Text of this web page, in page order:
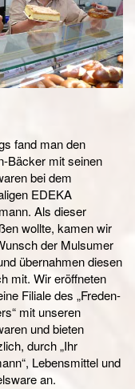
fand man den
Bäcker mit seinen
bei dem
EDEKA
Als dieser
wollte, kamen wir
der Mulsumer
übernahmen diesen
mit. Wir eröffneten
Filiale des „Freden-
mit unseren
und bieten
durch „Ihr
Lebensmittel und
an.